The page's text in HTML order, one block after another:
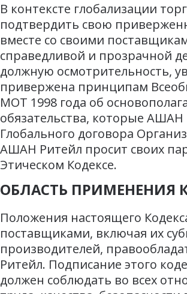
В контексте глобализации
подтвердить свою
вместе со своими
справедливой и прозрачной
должную осмотрительность,
привержена принципам
МОТ 1998 года об
обязательства, которые
Глобального договора
АШАН Ритейл просит своих
Этическом Кодексе.
ОБЛАСТЬ ПРИМЕНЕНИЯ
Положения настоящего
поставщиками, включая их
производителей,
Ритейл. Подписание этого
должен соблюдать во всех